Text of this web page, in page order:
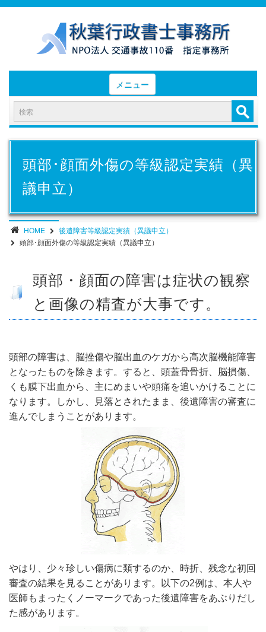
メニュー
HOME
お知らせと業務日誌
- 後遺障害等級認定実績（初回申請）
- 後遺障害等級認定実績（異議申立）
業務内容・報酬
部位別症状
- 高次脳機能障害の皆様へ
保険の百科事典
ご相談・お問い合わせ
頭部･顔面外傷の等級認定実績（異
議申立）
HOME
後遺障害等級認定実績（異議申立）
頭部･顔面外傷の等級認定実績（異議申立）
頭部・顔面の障害は症状の観察
と画像の精査が大事です。
頭部の障害は、脳挫傷や脳出血のケガから高次脳機能障害
となったものを除きます。すると、頭蓋骨骨折、脳損傷、
くも膜下出血から、主にめまいや頭痛を追いかけることに
なります。しかし、見落とされたまま、後遺障害の審査に
進んでしまうことがあります。
やはり、少々珍しい傷病に類するのか、時折、残念な初回
審査の結果を見ることがあります。以下の2例は、本人や
医師もまったくノーマークであった後遺障害をあぶりだし
た感があります。